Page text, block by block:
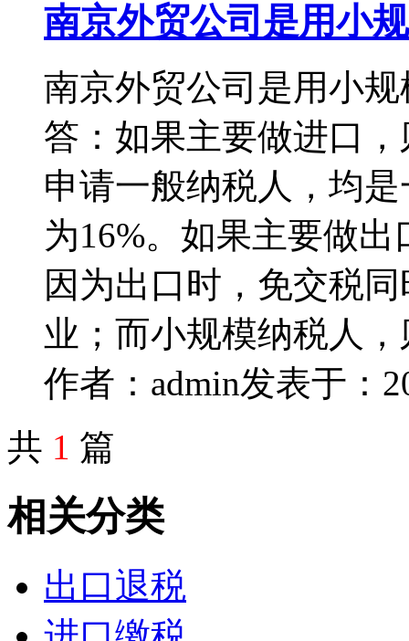
南京外贸公司是用小
南京外贸公司是用小
答：如果主要做进口
申请一般纳税人，均
为16%。如果主要做
因为出口时，免交税
业；而小规模纳税人
作者：admin发表于：
共 1 篇
相关分类
出口退税